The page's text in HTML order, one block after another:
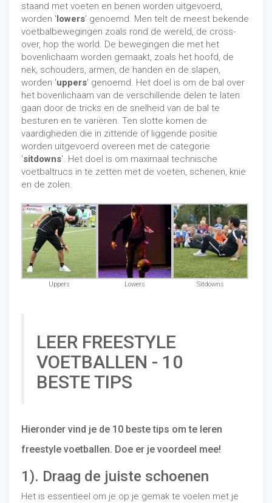
staand met voeten en benen worden uitgevoerd,
worden ' lowers' genoemd. Men telt de meest bekende
voetbalbewegingen zoals rond de wereld, de cross-
over, hop the world. De bewegingen die met het
bovenlichaam worden gemaakt, zoals het hoofd, de
nek, schouders, armen, de handen en de slapen,
worden 'uppers' genoemd. Het doel is om de bal over
het bovenlichaam van de verschillende delen te laten
gaan door de tricks en de snelheid van de bal te
besturen en te variëren. Ten slotte komen de
vaardigheden die in zittende of liggende positie
worden uitgevoerd overeen met de categorie
'sitdowns'. Het doel is om maximaal technische
voetbaltrucs in te zetten met de voeten, schenen, knie
en de zolen.
Uppers Lowers Sitdowns
LEER FREESTYLE
VOETBALLEN - 10
BESTE TIPS
Hieronder vind je de 10 beste tips om te leren
freestyle voetballen. Doe er je voordeel mee!
1). Draag de juiste schoenen
Het is essentieel om je op je gemak te voelen met je